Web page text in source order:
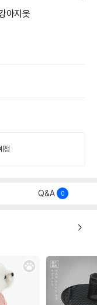
아지옷
정
Q&A 0